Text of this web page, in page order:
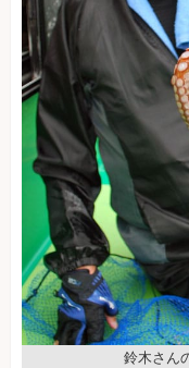
鈴木さん